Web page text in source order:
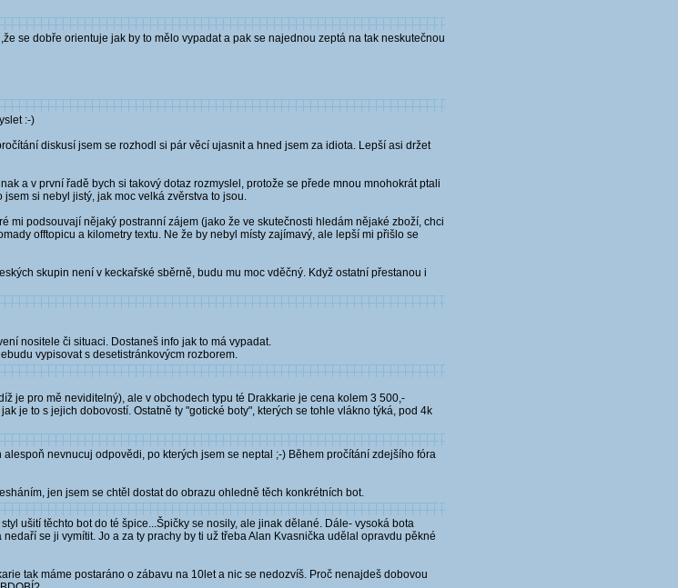
se dobře orientuje jak by to mělo vypadat a pak se najednou zeptá na tak neskutečnou
:-)
diskusí jsem se rozhodl si pár věcí ujasnit a hned jsem za idiota. Lepší asi držet
a v první řadě bych si takový dotaz rozmyslel, protože se přede mnou mnohokrát ptali
si nebyl jistý, jak moc velká zvěrstva to jsou.
mi podsouvají nějaký postranní zájem (jako že ve skutečnosti hledám nějaké zboží, chci
offtopicu a kilometry textu. Ne že by nebyl místy zajímavý, ale lepší mi přišlo se
skupin není v keckařské sběrně, budu mu moc vděčný. Když ostatní přestanou i
nositele či situaci. Dostaneš info jak to má vypadat.
vypisovat s desetistránkovýcm rozborem.
je pro mě neviditelný), ale v obchodech typu té Drakkarie je cena kolem 3 500,-
je to s jejich dobovostí. Ostatně ty "gotické boty", kterých se tohle vlákno týká, pod 4k
nevnucuj odpovědi, po kterých jsem se neptal ;-) Během pročítání zdejšího fóra
jen jsem se chtěl dostat do obrazu ohledně těch konkrétních bot.
ušití těchto bot do té špice...Špičky se nosily, ale jinak dělané. Dále- vysoká bota
se ji vymítit. Jo a za ty prachy by ti už třeba Alan Kvasnička udělal opravdu pěkné
tak máme postaráno o zábavu na 10let a nic se nedozvíš. Proč nenajdeš dobovou